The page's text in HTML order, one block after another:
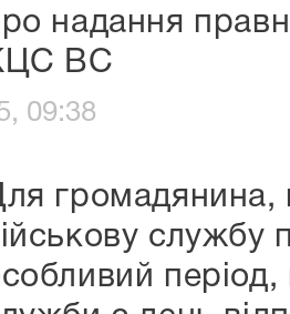
надання
ВС
09:38
громадянина,
службу
період,